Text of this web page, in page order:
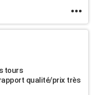
tours
qualité/prix très